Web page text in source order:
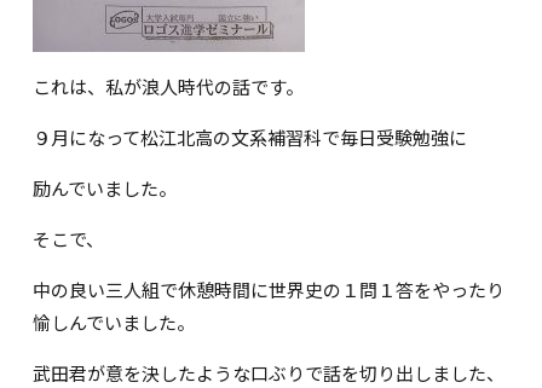
これは、私が浪人時代の話です。
９月になって松江北高の文系補習科で毎日受験勉強に
励んでいました。
そこで、
中の良い三人組で休憩時間に世界史の１問１答をやったり
愉しんでいました。
武田君が意を決したような口ぶりで話を切り出しました、